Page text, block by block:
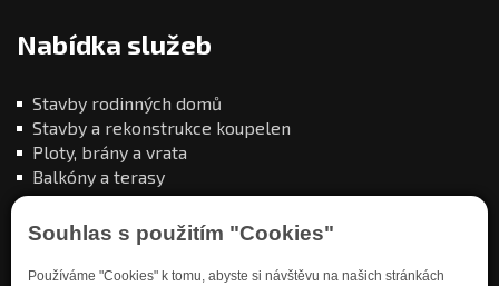
Souhlas s použitím "Cookies"
Používáme "Cookies" k tomu, abyste si návštěvu na našich stránkách
Nabídka služeb
Stavby rodinných domů
Stavby a rekonstrukce koupelen
Ploty, brány a vrata
Balkóny a terasy